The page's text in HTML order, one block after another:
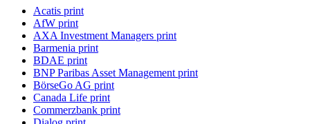
Acatis print
AfW print
AXA Investment Managers print
Barmenia print
BDAE print
BNP Paribas Asset Management print
BörseGo AG print
Canada Life print
Commerzbank print